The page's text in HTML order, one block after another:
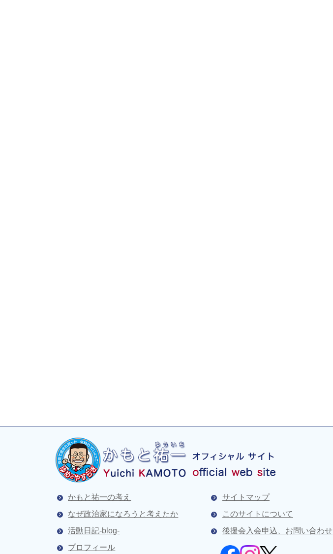
かもと祐一の考え
なぜ政治家になろうと考えたか
活動日記-blog-
プロフィール
サイトマップ
このサイトについて
後援会入会申込、お問い合わせ